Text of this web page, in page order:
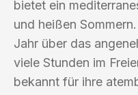
bietet ein
und heißen
Jahr über das
viele Stunden im
bekannt für ihre